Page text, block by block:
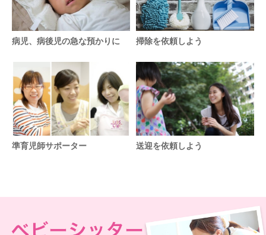
病児、病後児の急な預かりに 掃除を依頼しよう
準育児師サポーター 送迎を依頼しよう